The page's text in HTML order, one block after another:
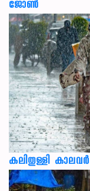
ജോൺ
കലിതുള്ളി